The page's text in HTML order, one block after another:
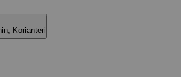
Korianteri